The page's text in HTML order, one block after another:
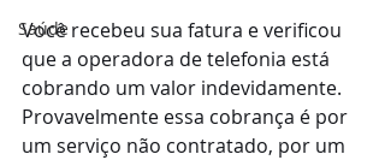
Saúde
Você recebeu sua fatura e verificou
que a operadora de telefonia está
cobrando um valor indevidamente.
Provavelmente essa cobrança é por
um serviço não contratado, por um